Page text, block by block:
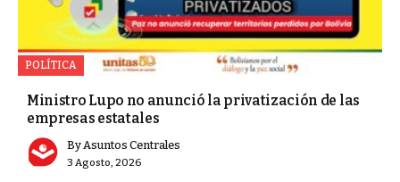
POLÍTICA
Ministro Lupo no anunció la privatización de las
empresas estatales
By Asuntos Centrales
3 Agosto, 2026